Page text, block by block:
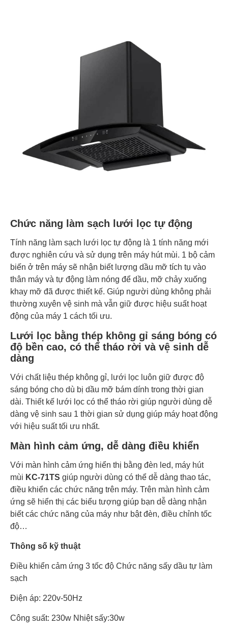
Chức năng làm sạch lưới lọc tự động
Tính năng làm sạch lưới lọc tự động là 1 tính năng mới
được nghiên cứu và sử dụng trên máy hút mùi. 1 bộ cảm
biến ở trên máy sẽ nhận biết lượng dầu mỡ tích tụ vào
thân máy và tự động làm nóng để dầu, mỡ chảy xuống
khay mỡ đã được thiết kế. Giúp người dùng không phải
thường xuyên vệ sinh mà vẫn giữ được hiệu suất hoạt
động của máy 1 cách tối ưu.
Lưới lọc bằng thép không gỉ sáng bóng có
độ bền cao, có thể tháo rời và vệ sinh dễ
dàng
Với chất liệu thép không gỉ, lưới lọc luôn giữ được độ
sáng bóng cho dù bị dầu mỡ bám dính trong thời gian
dài. Thiết kế lưới lọc có thể tháo rời giúp người dùng dễ
dàng vệ sinh sau 1 thời gian sử dụng giúp máy hoạt động
với hiệu suất tối ưu nhất.
Màn hình cảm ứng, dễ dàng điều khiển
Với màn hình cảm ứng hiển thị bằng đèn led, máy hút
mùi KC-71TS giúp người dùng có thể dễ dàng thao tác,
điều khiển các chức năng trên máy. Trên màn hình cảm
ứng sẽ hiển thị các biểu tượng giúp bạn dễ dàng nhận
biết các chức năng của máy như bật đèn, điều chỉnh tốc
độ…
Thông số kỹ thuật
Điều khiển cảm ứng 3 tốc độ Chức năng sấy dầu tự làm
sạch
Điện áp: 220v-50Hz
Công suất: 230w Nhiệt sấy:30w